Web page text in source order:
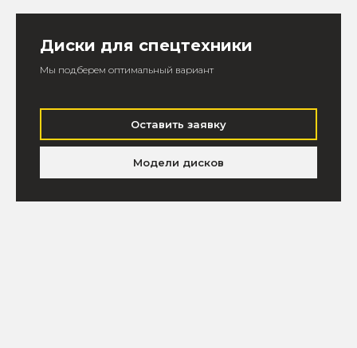
Диски для спецтехники
Мы подберем оптимальный вариант
Оставить заявку
Модели дисков